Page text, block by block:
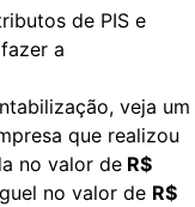
de PIS e
a
veja um
que realizou
no valor de R$
no valor de R$